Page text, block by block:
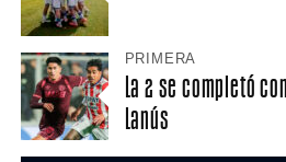
PRIMERA
La 2 se completó
Lanús